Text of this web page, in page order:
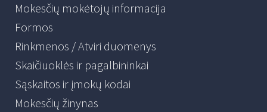
Mokesčių mokėtojų informacija
Formos
Rinkmenos / Atviri duomenys
Skaičiuoklės ir pagalbininkai
Sąskaitos ir įmokų kodai
Mokesčių žinynas